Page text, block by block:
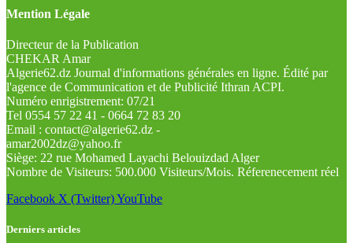
Mention Légale
Directeur de la Publication
CHEKAR Amar
Algerie62.dz Journal d'informations générales en ligne. Édité par
l'agence de Communication et de Publicité Ithran ACPI.
Numéro enrigistrement: 07/21
Tel 0554 57 22 41 - 0664 72 83 20
Email : contact@algerie62.dz -
amar2002dz@yahoo.fr
Siège: 22 rue Mohamed Layachi Belouizdad Alger
Nombre de Visiteurs: 500.000 Visiteurs/Mois. Réferenecement réel
Facebook X (Twitter)YouTube
Derniers articles